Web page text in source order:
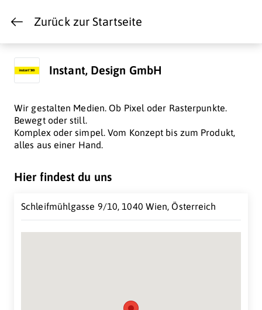
Zurück zur Startseite
Instant, Design GmbH
Wir gestalten Medien. Ob Pixel oder Rasterpunkte.
Bewegt oder still.
Komplex oder simpel. Vom Konzept bis zum Produkt,
alles aus einer Hand.
Hier findest du uns
Schleifmühlgasse 9/10, 1040 Wien, Österreich